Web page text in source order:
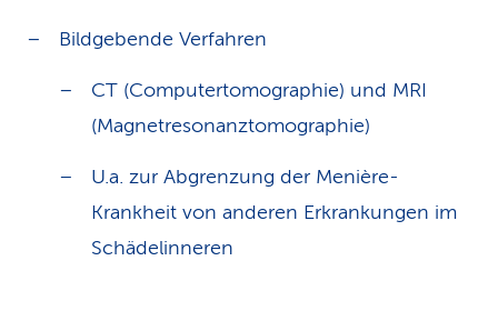
Bildgebende Verfahren
CT (Computertomographie) und MRI
(Magnetresonanztomographie)
U.a. zur Abgrenzung der Menière-
Krankheit von anderen Erkrankungen im
Schädelinneren